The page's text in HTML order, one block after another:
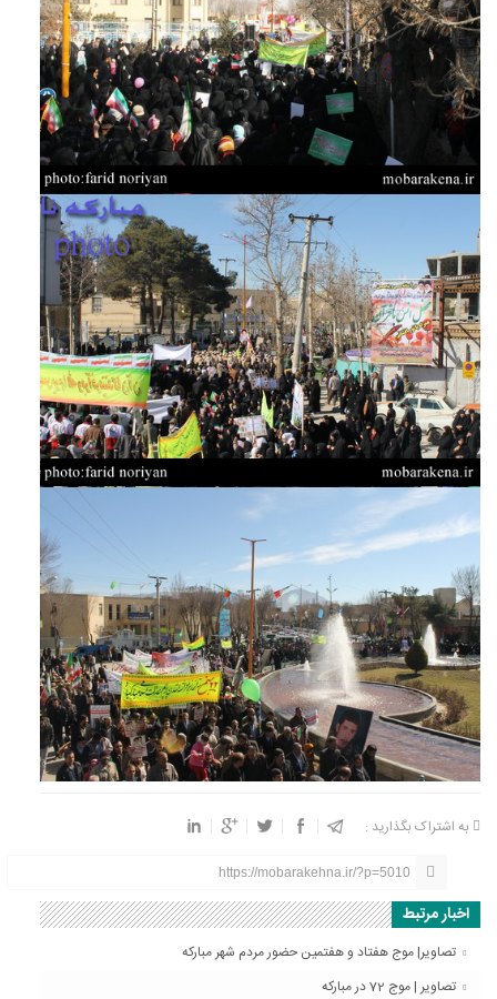
به اشتراک بگذارید :
https://mobarakehna.ir/?p=5010
اخبار مرتبط
تصاویر| موج هفتاد و هفتمین حضور مردم شهر مبارکه
تصاویر | موج 72 در مبارکه